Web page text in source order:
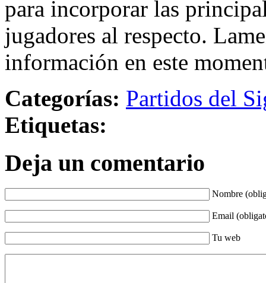
para incorporar las
jugadores al respecto.
información en este
Categorías: Partidos del
Etiquetas:
Deja un comentario
Nombre
Email
Tu web